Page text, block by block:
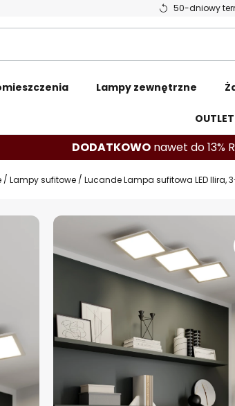
50-dniowy
Lampy zewnętrzne
OUTLET
DODATKOWO nawet do 13%
Lampy sufitowe Lucande Lampa sufitowa LED Ilira,